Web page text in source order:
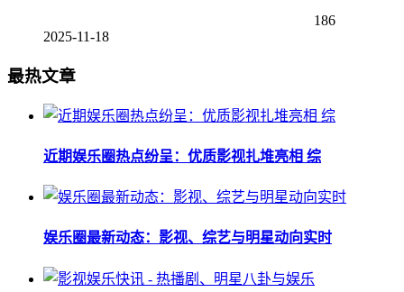
186
2025-11-18
最热文章
近期娱乐圈热点纷呈：优质影视扎堆亮相 综
娱乐圈最新动态：影视、综艺与明星动向实时